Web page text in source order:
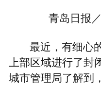
青岛日报
最近，有细心
上部区域进行了封
城市管理局了解到